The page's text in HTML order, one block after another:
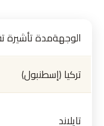
الوجهةمدة تأشيرة
تركيا (إسطنبول)
تايلاند